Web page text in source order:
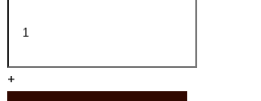
+